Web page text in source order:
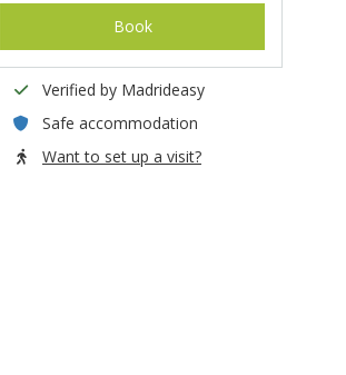
Book
Verified by Madrideasy
Safe accommodation
Want to set up a visit?